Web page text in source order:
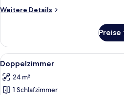
Weitere Details
Weitere
Zimmer
(Ocean
Theme)
Preise
Alle
Fotos
für
Doppelzimmer
Ein
12
Doppelzimmer
24 m²
1 Schlafzimmer